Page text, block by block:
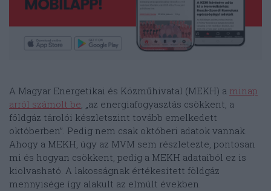
A Magyar Energetikai és Közműhivatal (MEKH) a minap
arról számolt be, „az energiafogyasztás csökkent, a
földgáz tárolói készletszint tovább emelkedett
októberben”. Pedig nem csak októberi adatok vannak.
Ahogy a MEKH, úgy az MVM sem részletezte, pontosan
mi és hogyan csökkent, pedig a MEKH adataiból ez is
kiolvasható. A lakosságnak értékesített földgáz
mennyisége így alakult az elmúlt években.